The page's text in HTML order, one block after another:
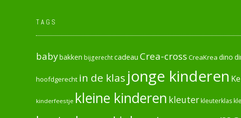
TAGS
babybakken bijgerechtcadeau Crea-cross CreaKrea dino
hoofdgerecht in de klas jonge kinderen
kinderfeestje kleine kinderen kleuterkleuterklas